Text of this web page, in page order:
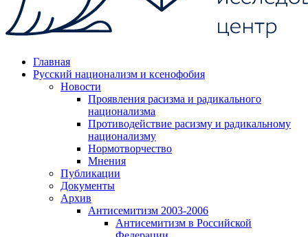
Главная
Русский национализм и ксенофобия
Новости
Проявления расизма и радикального
национализма
Противодействие расизму и радикальному
национализму
Нормотворчество
Мнения
Публикации
Документы
Архив
Антисемитизм 2003-2006
Антисемитизм в Российской